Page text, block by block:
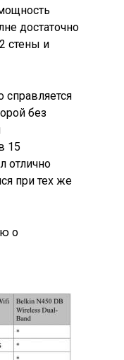
достаточно
стены и
справляется
без
15
отлично
при тех же
о